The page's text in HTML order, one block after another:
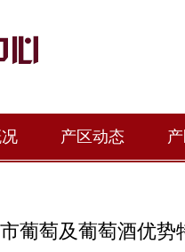
产区动态
葡萄及葡萄酒优